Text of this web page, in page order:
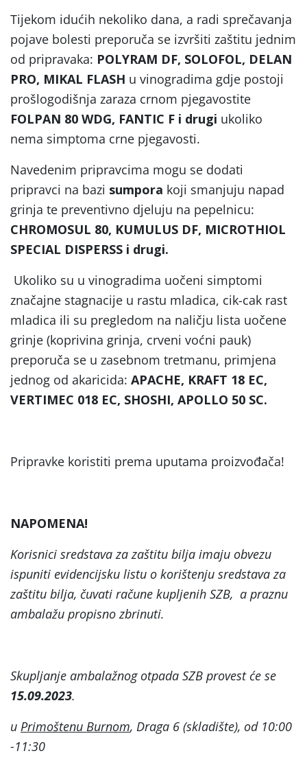
Tijekom idućih nekoliko dana, a radi sprečavanja
pojave bolesti preporuča se izvršiti zaštitu jednim
od pripravaka: POLYRAM DF, SOLOFOL, DELAN
PRO, MIKAL FLASH u vinogradima gdje postoji
prošlogodišnja zaraza crnom pjegavostite
FOLPAN 80 WDG, FANTIC F i drugi ukoliko
nema simptoma crne pjegavosti.
Navedenim pripravcima mogu se dodati
pripravci na bazi sumpora koji smanjuju napad
grinja te preventivno djeluju na pepelnicu:
CHROMOSUL 80, KUMULUS DF, MICROTHIOL
SPECIAL DISPERSS i drugi.
Ukoliko su u vinogradima uočeni simptomi
značajne stagnacije u rastu mladica, cik-cak rast
mladica ili su pregledom na naličju lista uočene
grinje (koprivina grinja, crveni voćni pauk)
preporuča se u zasebnom tretmanu, primjena
jednog od akaricida: APACHE, KRAFT 18 EC,
VERTIMEC 018 EC, SHOSHI, APOLLO 50 SC.
Pripravke koristiti prema uputama proizvođača!
NAPOMENA!
Korisnici sredstava za zaštitu bilja imaju obvezu
ispuniti evidencijsku listu o korištenju sredstava za
zaštitu bilja, čuvati račune kupljenih SZB, a praznu
ambalažu propisno zbrinuti.
Skupljanje ambalažnog otpada SZB provest će se
15.09.2023.
u Primoštenu Burnom, Draga 6 (skladište), od 10:00
-11:30